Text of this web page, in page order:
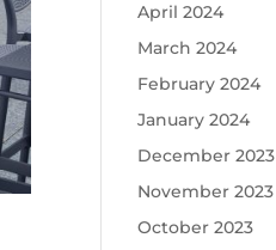
April 2024
March 2024
February 2024
January 2024
December 2023
November 2023
October 2023